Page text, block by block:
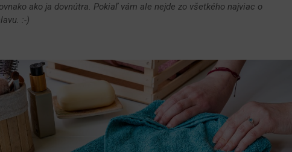
ako ja dovnútra. Pokiaľ vám ale nejde zo všetkého najviac o
:-)